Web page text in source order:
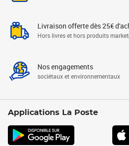
Livraison offerte dès 25€
Hors livres et hors produits
Nos engagements
sociétaux et environnementaux
Applications La Poste